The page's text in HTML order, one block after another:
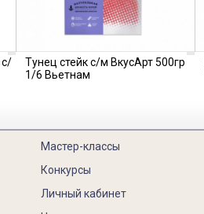
с/
Тунец стейк с/м ВкусАрт 500гр
1/6 Вьетнам
Мастер-классы
Конкурсы
Личный кабинет